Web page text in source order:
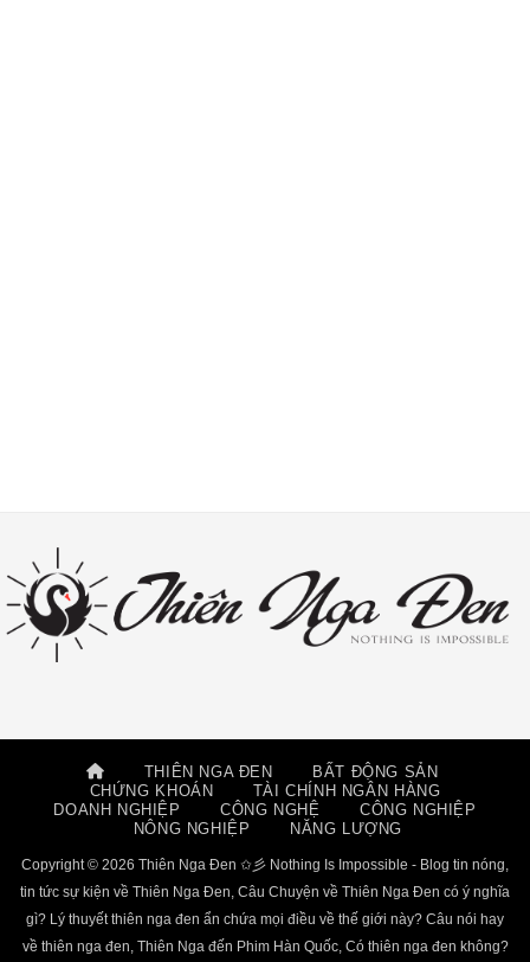
THIÊN NGA ĐEN
BẤT ĐỘNG SẢN
CHỨNG KHOÁN
TÀI CHÍNH NGÂN HÀNG
DOANH NGHIỆP
CÔNG NGHỆ
CÔNG NGHIỆP
NÔNG NGHIỆP
NĂNG LƯỢNG
Copyright © 2026 Thiên Nga Đen ✩彡 Nothing Is Impossible - Blog tin nóng,
tin tức sự kiện về Thiên Nga Đen, Câu Chuyện về Thiên Nga Đen có ý nghĩa
gì? Lý thuyết thiên nga đen ẩn chứa mọi điều về thế giới này? Câu nói hay
về thiên nga đen, Thiên Nga đến Phim Hàn Quốc, Có thiên nga đen không?